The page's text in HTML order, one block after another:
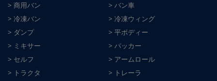
> 商用バン
> バン車
> 冷凍バン
> 冷凍ウィング
> ダンプ
> 平ボディー
> ミキサー
> パッカー
> セルフ
> アームロール
> トラクタ
> トレーラ